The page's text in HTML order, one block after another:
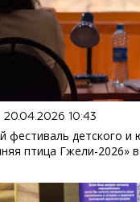
20.04.2026 10:43
фестиваль детского и
птица Гжели-2026»